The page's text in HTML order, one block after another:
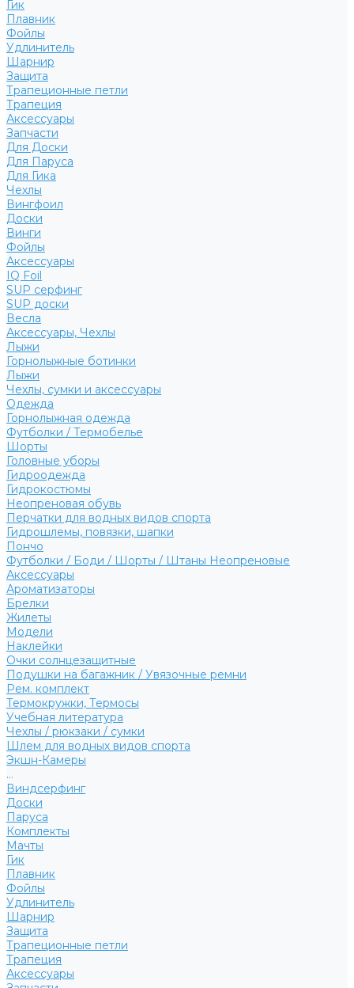
Гик
Плавник
Фойлы
Удлинитель
Шарнир
Защита
Трапеционные петли
Трапеция
Аксессуары
Запчасти
Для Доски
Для Паруса
Для Гика
Чехлы
Вингфоил
Доски
Винги
Фойлы
Аксессуары
IQ Foil
SUP серфинг
SUP доски
Весла
Аксессуары, Чехлы
Лыжи
Горнолыжные ботинки
Лыжи
Чехлы, сумки и аксессуары
Одежда
Горнолыжная одежда
Футболки / Термобелье
Шорты
Головные уборы
Гидроодежда
Гидрокостюмы
Неопреновая обувь
Перчатки для водных видов спорта
Гидрошлемы, повязки, шапки
Пончо
Футболки / Боди / Шорты / Штаны Неопреновые
Аксессуары
Ароматизаторы
Брелки
Жилеты
Модели
Наклейки
Очки солнцезащитные
Подушки на багажник / Увязочные ремни
Рем. комплект
Термокружки, Термосы
Учебная литература
Чехлы / рюкзаки / сумки
Шлем для водных видов спорта
Экшн-Камеры
...
Виндсерфинг
Доски
Паруса
Комплекты
Мачты
Гик
Плавник
Фойлы
Удлинитель
Шарнир
Защита
Трапеционные петли
Трапеция
Аксессуары